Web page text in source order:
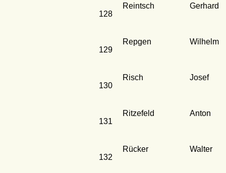
128
Reintsch Gerhard
129
Repgen Wilhelm
130
Risch Josef
131
Ritzefeld Anton
132
Rücker Walter